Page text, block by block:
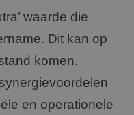
waarde die
Dit kan op
komen.
en operationele